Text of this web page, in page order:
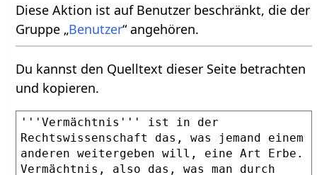
Diese Aktion ist auf Benutzer beschränkt, die der
Gruppe „Benutzer“ angehören.
Du kannst den Quelltext dieser Seite betrachten
und kopieren.